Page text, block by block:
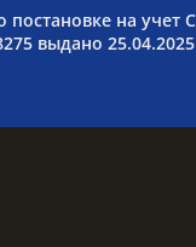
постановке на учет
выдано